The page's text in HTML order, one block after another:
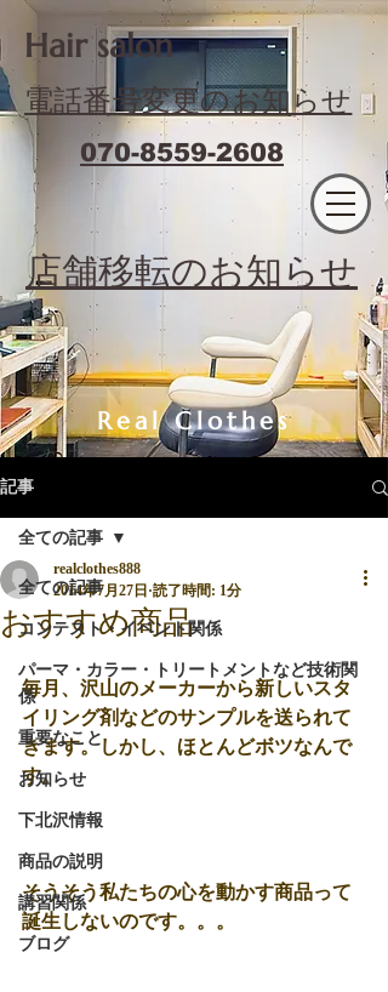
​Hair salon
電話番号変更のお知らせ
070-8559-2608
​店舗移転のお知らせ
Real Clothes
記事
全ての記事
コンテスト・イベント関係
パーマ・カラー・トリートメントなど技術関
係
重要なこと
お知らせ
下北沢情報
商品の説明
講習関係
ブログ
全ての記事
おすすめ商品
realclothes888
2014年7月27日 読了時間: 1分
毎月、沢山のメーカーから新しいスタ
イリング剤などのサンプルを送られて
きます。しかし、ほとんどボツなんで
す。
そうそう私たちの心を動かす商品って
誕生しないのです。。。